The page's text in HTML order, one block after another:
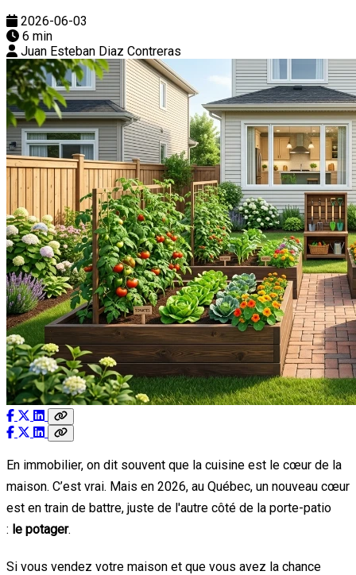
2026-06-03
6 min
Juan Esteban Diaz Contreras
En immobilier, on dit souvent que la cuisine est le cœur de la
maison. C’est vrai. Mais en 2026, au Québec, un nouveau cœur
est en train de battre, juste de l'autre côté de la porte-patio
: le potager.
Si vous vendez votre maison et que vous avez la chance